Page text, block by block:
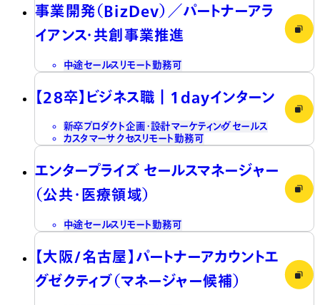
事業開発（BizDev）／パートナーアラ
イアンス・共創事業推進
中途セールス リモート勤務可
【28卒】ビジネス職┃1dayインターン
新卒プロダクト企画・設計マーケティング セールス
カスタマーサクセスリモート勤務可
エンタープライズ セールスマネージャー
（公共・医療領域）
中途セールス リモート勤務可
【大阪/名古屋】パートナーアカウントエ
グゼクティブ（マネージャー候補）